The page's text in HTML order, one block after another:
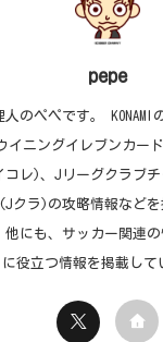
pepe
人のペペです。 KONAMI
イニングイレブンカー
コレ)、Jリーグクラブチ
クラ)の攻略情報などを
他にも、サッカー関連
に役立つ情報を掲載して